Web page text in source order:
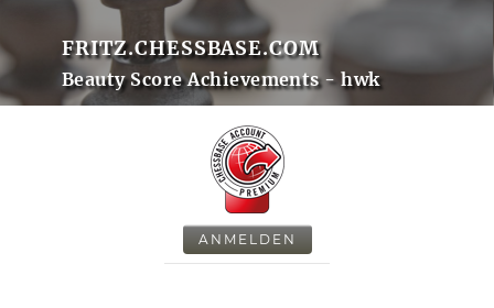
FRITZ.CHESSBASE.COM
Beauty Score Achievements - hwk
ANMELDEN